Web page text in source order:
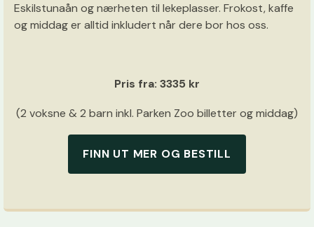
Eskilstunaån og nærheten til lekeplasser. Frokost, kaffe
og middag er alltid inkludert når dere bor hos oss.
Pris fra: 3335 kr
(2 voksne & 2 barn inkl. Parken Zoo billetter og middag)
FINN UT MER OG BESTILL